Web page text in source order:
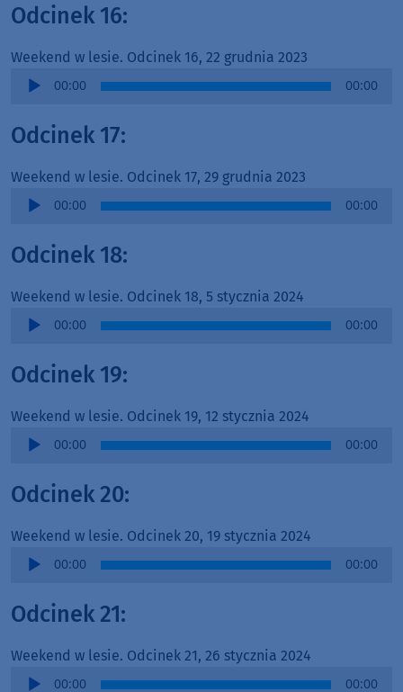
Odcinek 16:
Weekend w lesie. Odcinek 16, 22 grudnia 2023
Audio
00:00 00:00
Odcinek 17:
Weekend w lesie. Odcinek 17, 29 grudnia 2023
Audio
00:00 00:00
Odcinek 18:
Weekend w lesie. Odcinek 18, 5 stycznia 2024
Audio
00:00 00:00
Odcinek 19:
Weekend w lesie. Odcinek 19, 12 stycznia 2024
Audio
00:00 00:00
Odcinek 20:
Weekend w lesie. Odcinek 20, 19 stycznia 2024
Audio
00:00 00:00
Odcinek 21:
Weekend w lesie. Odcinek 21, 26 stycznia 2024
Audio
00:00 00:00